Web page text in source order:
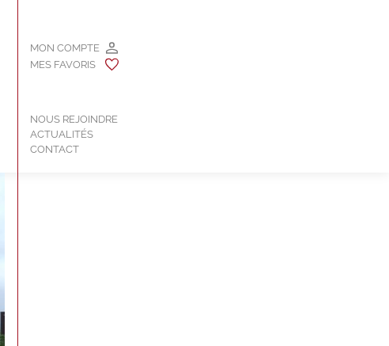
MON COMPTE
MES FAVORIS
NOUS REJOINDRE
ACTUALITÉS
CONTACT